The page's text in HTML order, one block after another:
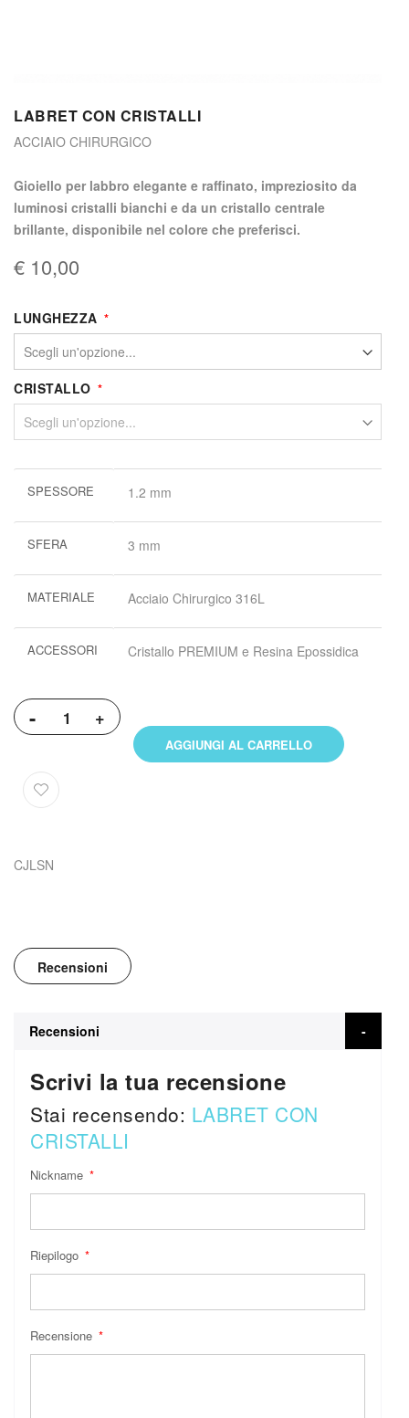
LABRET CON CRISTALLI
ACCIAIO CHIRURGICO
gioiello per labbro elegante e raffinato, impreziosito da
luminosi cristalli bianchi e da un cristallo centrale
brillante, disponibile nel colore che preferisci.
€ 10,00
LUNGHEZZA
CRISTALLO
informazioni
SPESSORE 1.2 mm
SFERA 3 mm
MATERIALE Acciaio Chirurgico 316L
ACCESSORI Cristallo PREMIUM e Resina Epossidica
- +
AGGIUNGI AL CARRELLO
CJLSN
Recensioni
Recensioni
Scrivi la tua recensione
Stai recensendo: LABRET CON
CRISTALLI
Nickname
Riepilogo
Recensione